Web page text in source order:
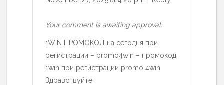
Your comment is awaiting approval.
1WIN ПРОМОКОД на сегодня при
регистрации – promo4win – промокод
1win при регистрации promo 4win
Здравствуйте